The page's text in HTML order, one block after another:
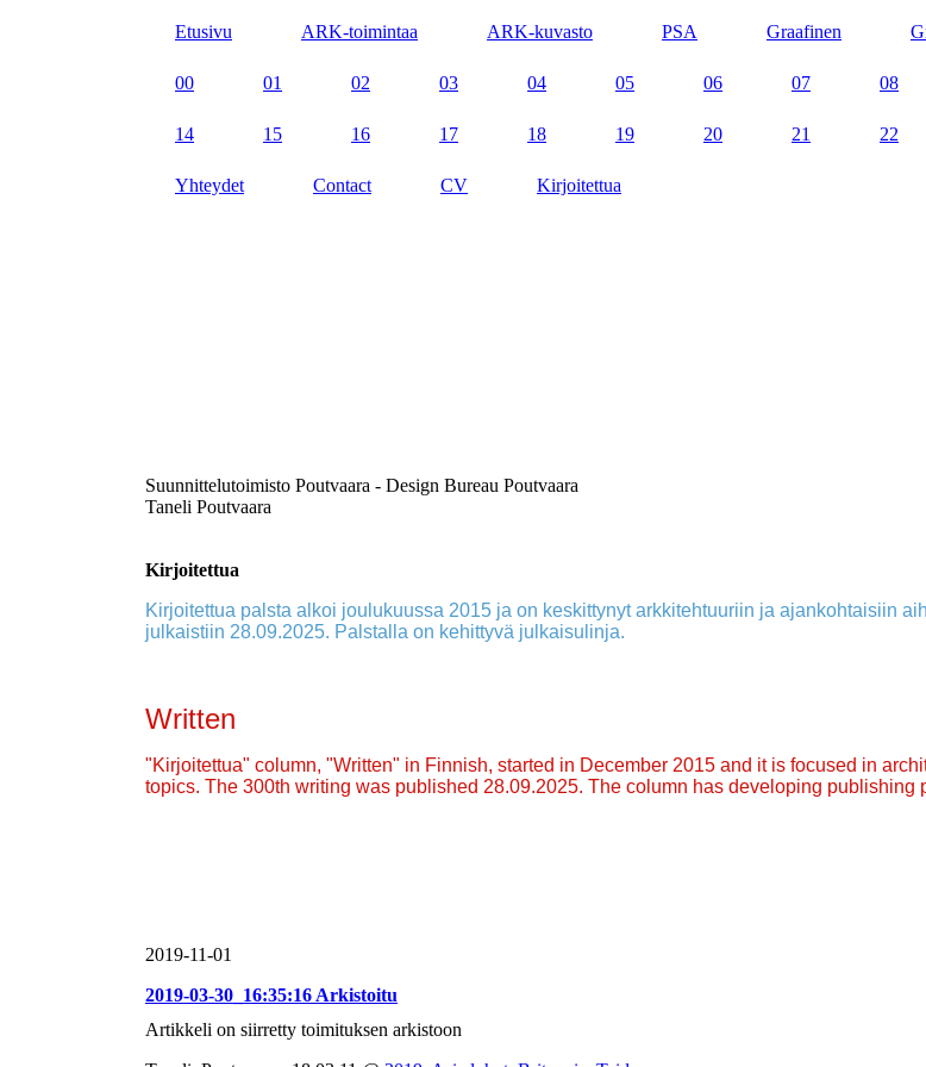
Etusivu ARK-toimintaa ARK-kuvasto PSA Graafinen
00 01 02 03 04 05 06 07 08
14 15 16 17 18 19 20 21 22
Yhteydet Contact CV Kirjoitettua
Suunnittelutoimisto Poutvaara - Design Bureau Poutvaara
Taneli Poutvaara
Kirjoitettua
Kirjoitettua palsta alkoi joulukuussa 2015 ja on keskittynyt arkkitehtuuriin ja ajankohtaisiin
julkaistiin 28.09.2025. Palstalla on kehittyvä julkaisulinja.
Written
"Kirjoitettua" column, "Written" in Finnish, started in December 2015 and it is focused in
topics. The 300th writing was published 28.09.2025. The column has developing publishing
2019-11-01
2019-03-30_16:35:16 Arkistoitu
Artikkeli on siirretty toimituksen arkistoon